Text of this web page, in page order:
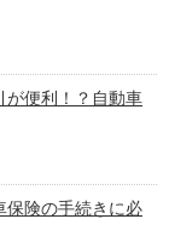
が便利！？自動車
保険の手続きに必